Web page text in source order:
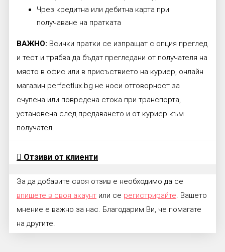
Чрез кредитна или дебитна карта при
получаване на пратката
ВАЖНО: Всички пратки се изпращат с опция преглед
и тест и трябва да бъдат прегледани от получателя на
място в офис или в присъствието на куриер, онлайн
магазин perfectlux.bg не носи отговорност за
счупена или повредена стока при транспорта,
установена след предаването и от куриер към
получател.
Отзиви от клиенти
За да добавите своя отзив е необходимо да се
впишете в своя акаунт или се регистрирайте. Вашето
мнение е важно за нас. Благодарим Ви, че помагате
на другите.